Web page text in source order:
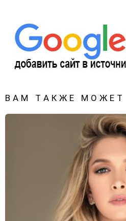
ВАМ ТАКЖЕ МОЖЕТ